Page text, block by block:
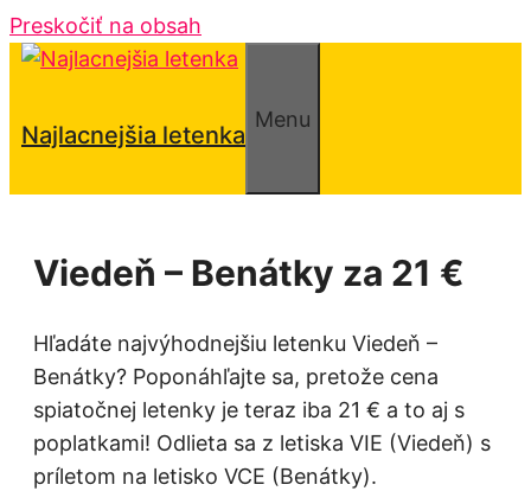
Preskočiť na obsah
Najlacnejšia letenka
Menu
Viedeň – Benátky za 21 €
Hľadáte najvýhodnejšiu letenku Viedeň –
Benátky? Poponáhľajte sa, pretože cena
spiatočnej letenky je teraz iba 21 € a to aj s
poplatkami! Odlieta sa z letiska VIE (Viedeň) s
príletom na letisko VCE (Benátky).